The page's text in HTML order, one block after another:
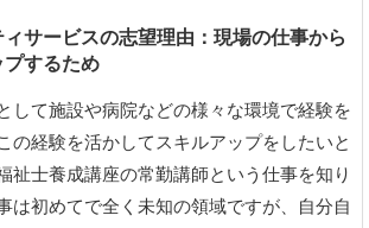
サービスの志望理由：現場の仕事から
するため
して施設や病院などの様々な環境で経験を
の経験を活かしてスキルアップをしたいと
祉士養成講座の常勤講師という仕事を知り
は初めてで全く未知の領域ですが、自分自